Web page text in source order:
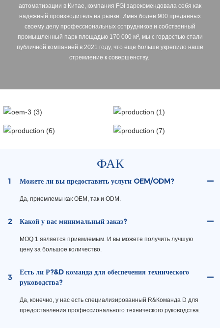
автоматизации в Китае, компания FGI зарекомендовала себя как
надежный производитель на рынке. Имея более 900 преданных
своему делу профессиональных сотрудников и собственный
промышленный парк площадью 170 000 м², мы с гордостью стали
публичной компанией в 2021 году, что еще больше укрепило наше
стремление к совершенству.
ФАК
1 Можете ли вы предоставить услуги OEM/ODM?
Да, приемлемы как OEM, так и ODM.
2 Какой у вас минимальный заказ?
MOQ 1 является приемлемым. И вы можете получить лучшую
цену за большое количество.
3
Есть ли Р?&D команда для обеспечения технического
руководства?
Да, конечно, у нас есть специализированный R&Команда D для
предоставления профессионального технического руководства.